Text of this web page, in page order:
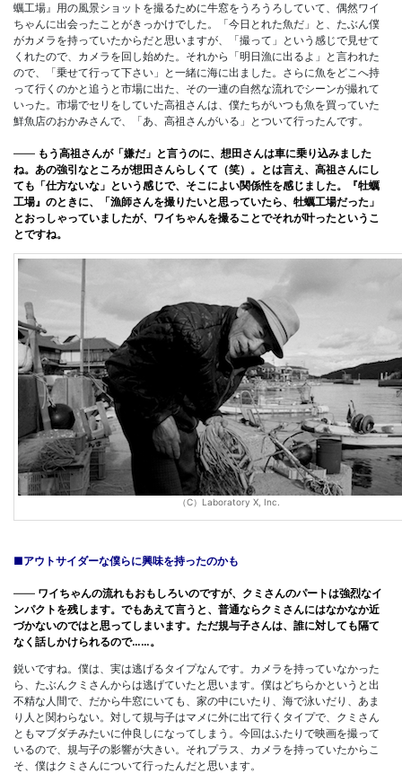
蠣工場』用の風景ショットを撮るために牛窓をうろうろしていて、偶然ワイ
ちゃんに出会ったことがきっかけでした。「今日とれた魚だ」と、たぶん僕
がカメラを持っていたからだと思いますが、「撮って」という感じで見せて
くれたので、カメラを回し始めた。それから「明日漁に出るよ」と言われた
ので、「乗せて行って下さい」と一緒に海に出ました。さらに魚をどこへ持
って行くのかと追うと市場に出た、その一連の自然な流れでシーンが撮れて
いった。市場でセリをしていた高祖さんは、僕たちがいつも魚を買っていた
鮮魚店のおかみさんで、「あ、高祖さんがいる」とついて行ったんです。
―― もう高祖さんが「嫌だ」と言うのに、想田さんは車に乗り込みました
ね。あの強引なところが想田さんらしくて（笑）。とは言え、高祖さんにし
ても「仕方ないな」という感じで、そこによい関係性を感じました。『牡蠣
工場』のときに、「漁師さんを撮りたいと思っていたら、牡蠣工場だった」
とおっしゃっていましたが、ワイちゃんを撮ることでそれが叶ったというこ
とですね。
（C）Laboratory X, Inc.
■アウトサイダーな僕らに興味を持ったのかも
―― ワイちゃんの流れもおもしろいのですが、クミさんのパートは強烈なイ
ンパクトを残します。でもあえて言うと、普通ならクミさんにはなかなか近
づかないのではと思ってしまいます。ただ規与子さんは、誰に対しても隔て
なく話しかけられるので……。
鋭いですね。僕は、実は逃げるタイプなんです。カメラを持っていなかった
ら、たぶんクミさんからは逃げていたと思います。僕はどちらかというと出
不精な人間で、だから牛窓にいても、家の中にいたり、海で泳いだり、あま
り人と関わらない。対して規与子はマメに外に出て行くタイプで、クミさん
ともマブダチみたいに仲良しになってしまう。今回はふたりで映画を撮って
いるので、規与子の影響が大きい。それプラス、カメラを持っていたからこ
そ、僕はクミさんについて行ったんだと思います。